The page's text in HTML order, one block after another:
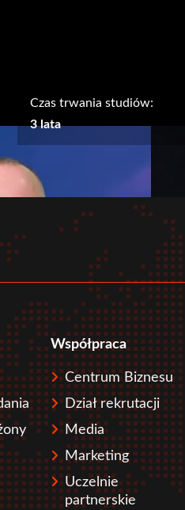
Czas trwania studiów:
3 lata
Współpraca
Centrum Biznesu
Dział rekrutacji
Media
Marketing
Uczelnie
partnerskie